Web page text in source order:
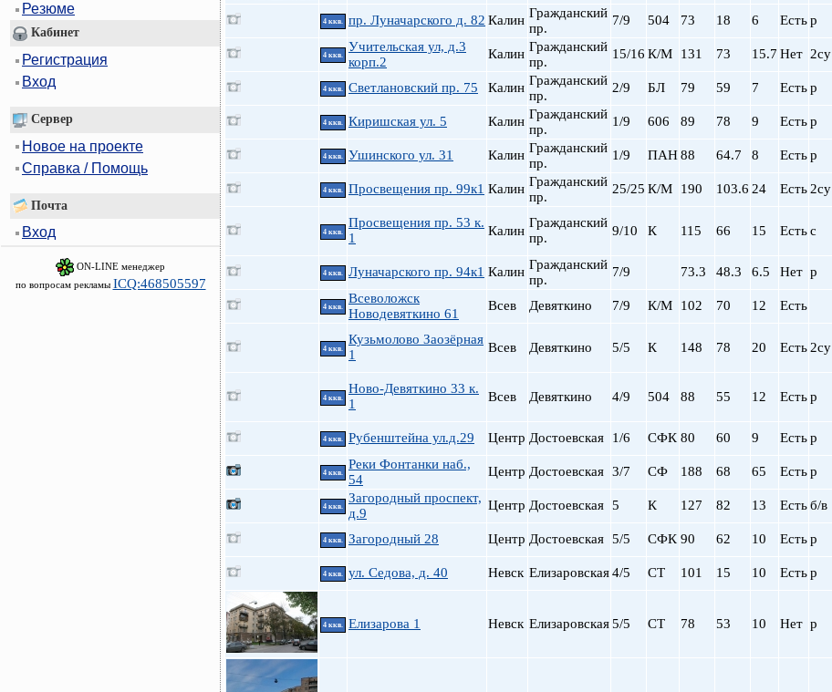
Резюме
Кабинет
Регистрация
Вход
Сервер
Новое на проекте
Справка / Помощь
Почта
Вход
ON-LINE менеджер
по вопросам рекламы ICQ:468505597
4 ккв. пр. Луначарского д. 82 Калин Гражданский
пр.
7/9 504 73 18 6 Естьр
4 ккв.
Учительская ул, д.3
корп.2
Калин Гражданский
пр.
15/16 К/М 131 73 15.7 Нет 2су
4 ккв. Светлановский пр. 75 Калин Гражданский
пр.
2/9 БЛ 79 59 7 Естьр
4 ккв. Киришская ул. 5 Калин Гражданский
пр.
1/9 606 89 78 9 Естьр
4 ккв. Ушинского ул. 31 Калин Гражданский
пр.
1/9 ПАН88 64.7 8 Естьр
4 ккв. Просвещения пр. 99к1 Калин Гражданский
пр.
25/25 К/М 190 103.6 24 Есть 2су
4 ккв.
Просвещения пр. 53 к.
1
Калин
Гражданский
пр.
9/10 К 115 66 15 Естьс
4 ккв. Луначарского пр. 94к1 Калин Гражданский
пр.
7/9 73.3 48.3 6.5 Нет р
4 ккв.
Всеволожск
Новодевяткино 61
Всев Девяткино 7/9 К/М 102 70 12 Есть
4 ккв.
Кузьмолово Заозёрная
1
Всев Девяткино 5/5 К 148 78 20 Есть 2су
4 ккв.
Ново-Девяткино 33 к.
1
Всев Девяткино 4/9 504 88 55 12 Естьр
4 ккв. Рубенштейна ул.д.29 Центр Достоевская 1/6 СФК 80 60 9 Естьр
4 ккв.
Реки Фонтанки наб.,
54
Центр Достоевская 3/7 СФ 188 68 65 Естьр
4 ккв.
Загородный проспект,
д.9
Центр Достоевская 5 К 127 82 13 Естьб/в
4 ккв. Загородный 28 Центр Достоевская 5/5 СФК 90 62 10 Естьр
4 ккв. ул. Седова, д. 40 Невск Елизаровская4/5 СТ 101 15 10 Естьр
4 ккв. Елизарова 1 Невск Елизаровская5/5 СТ 78 53 10 Нет р